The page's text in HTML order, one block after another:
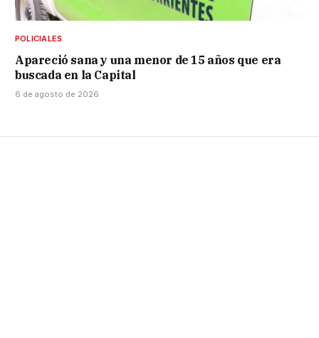
POLICIALES
Apareció sana y una menor de 15 años que era
buscada en la Capital
6 de agosto de 2026